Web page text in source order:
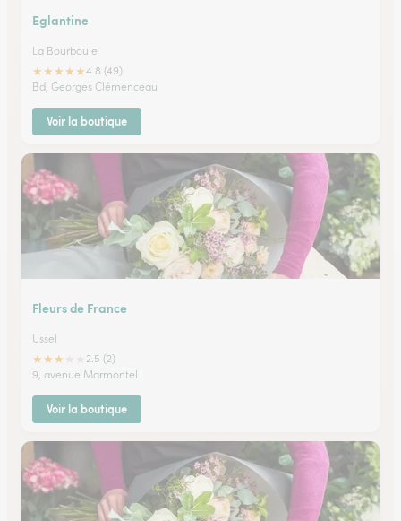
Eglantine
La Bourboule
★★★★★4.8 (49)
Bd, Georges Clémenceau
Voir la boutique
Fleurs de France
Ussel
★★★
2.5 (2)
9, avenue Marmontel
Voir la boutique